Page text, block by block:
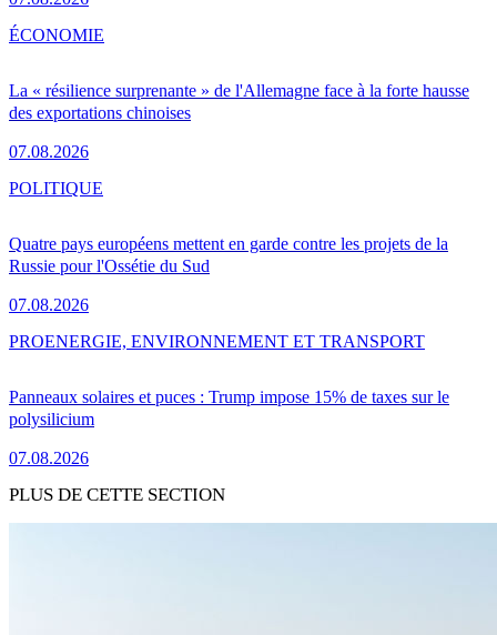
La « résilience surprenante » de l'Allemagne face à la forte hausse
des exportations chinoises
07.08.2026
ÉCONOMIE
Quatre pays européens mettent en garde contre les projets de la
Russie pour l'Ossétie du Sud
07.08.2026
POLITIQUE
Panneaux solaires et puces : Trump impose 15% de taxes sur le
polysilicium
07.08.2026
PROENERGIE, ENVIRONNEMENT ET TRANSPORT
PLUS DE CETTE SECTION